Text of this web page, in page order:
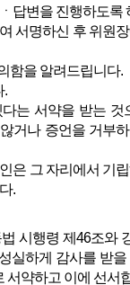
답변을 진행하도록
서명하신 후 위원
함을 알려드립니다.
.
는 서약을 받는 것
거나 증언을 거부
은 그 자리에서 기
.
시행령 제46조와
실하게 감사를 받
약하고 이에 선서